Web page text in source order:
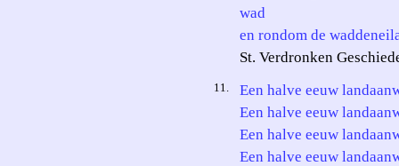
wad
en rondom de
St. Verdronken
11.
Een halve eeuw
Een halve eeuw
Een halve eeuw
Een halve eeuw